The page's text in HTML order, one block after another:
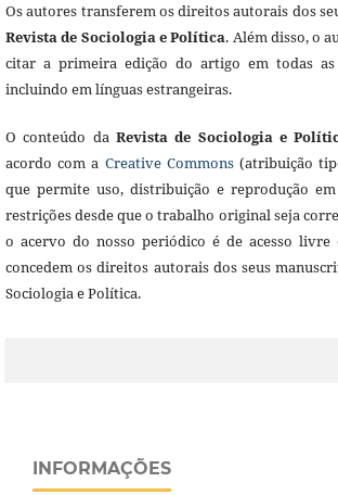
Os autores transferem os direitos autorais dos
Revista de Sociologia e Política. Além disso, o
citar a primeira edição do artigo em todas as
incluindo em línguas estrangeiras.
O conteúdo da Revista de Sociologia e
acordo com a Creative Commons(atribuição
que permite uso, distribuição e reprodução
restrições desde que o trabalho original seja
o acervo do nosso periódico é de acesso livre
concedem os direitos autorais dos seus
Sociologia e Política.
INFORMAÇÕES